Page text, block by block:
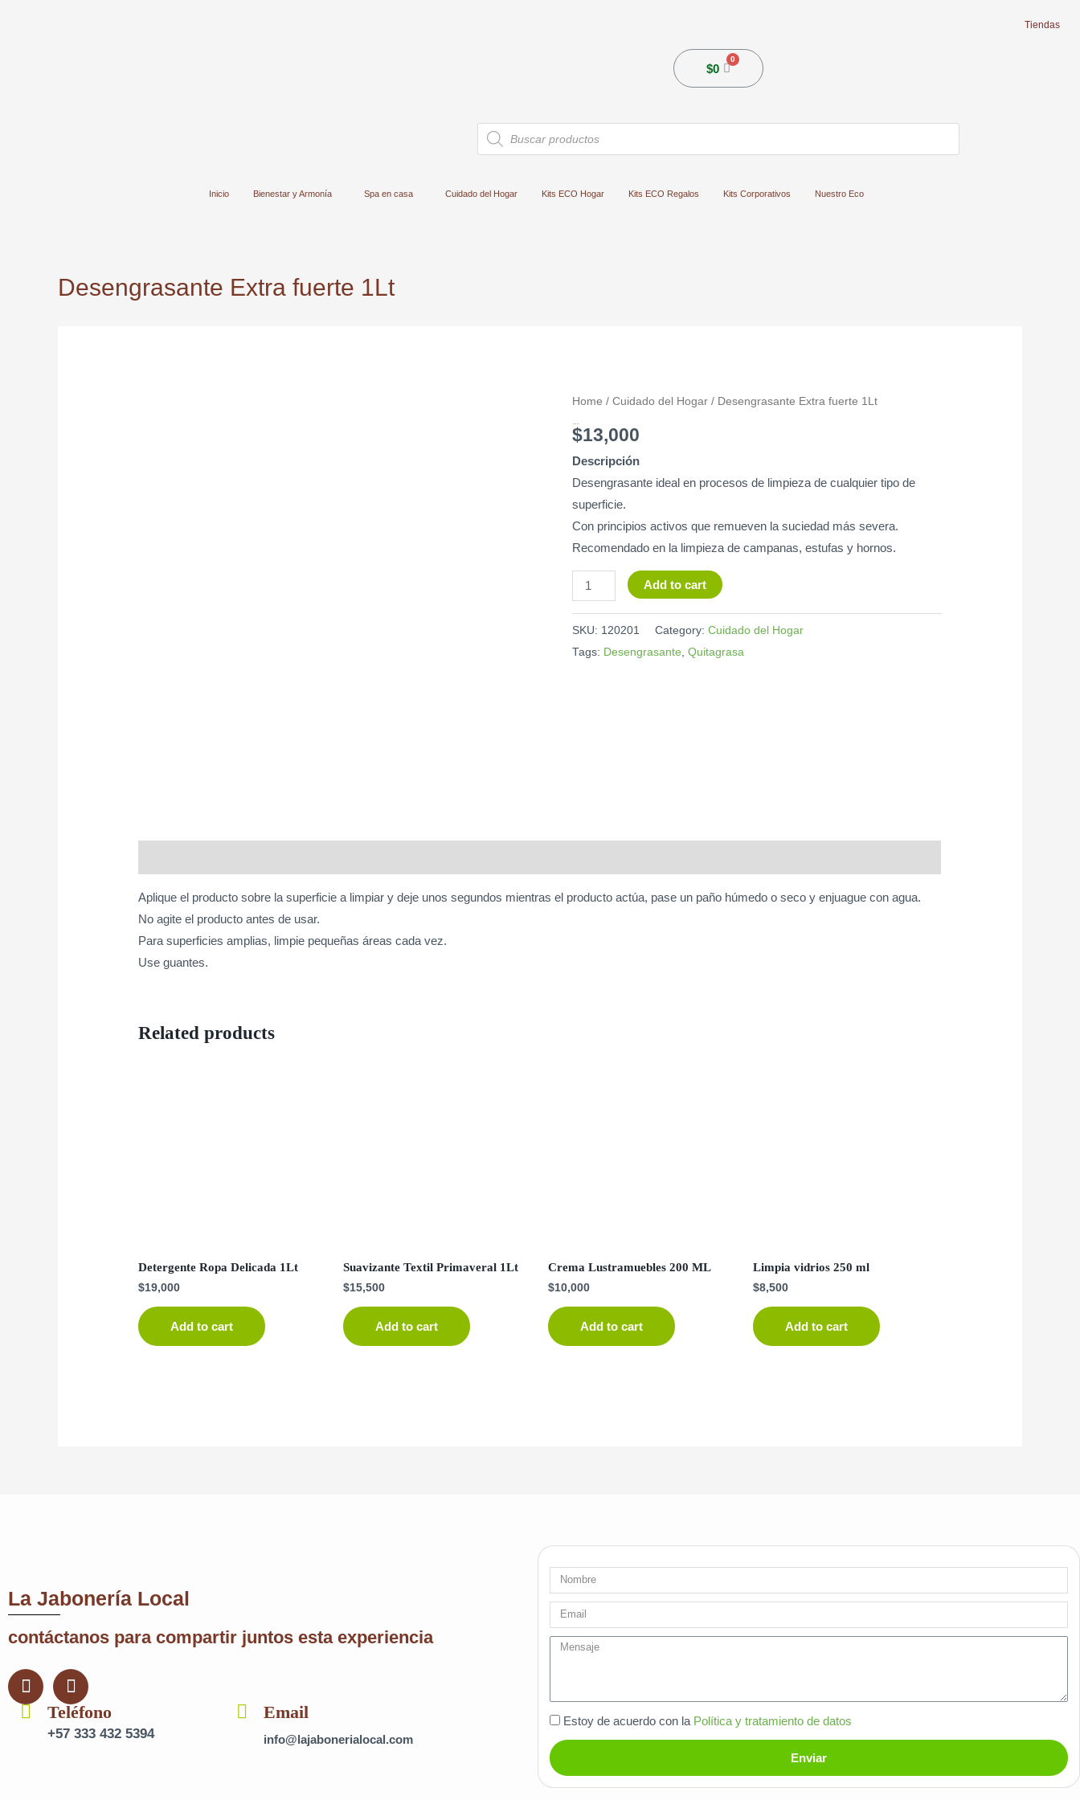
Tiendas
$0 Cart
Búsqueda
de
productos
Inicio Bienestar y Armonía Spa en casa Cuidado del Hogar Kits ECO Hogar Kits ECO Regalos Kits Corporativos Nuestro Eco
Desengrasante Extra fuerte 1Lt
Home / Cuidado del Hogar / Desengrasante Extra fuerte 1Lt
$13,000
Descripción
Desengrasante ideal en procesos de limpieza de cualquier tipo de
superficie.
Con principios activos que remueven la suciedad más severa.
Recomendado en la limpieza de campanas, estufas y hornos.
Desengrasante
Extra
fuerte
1Lt
quantity
Add to cart
SKU: 120201 Category: Cuidado del Hogar
Tags: Desengrasante Quitagrasa
Aplique el producto sobre la superficie a limpiar y deje unos segundos mientras el producto actúa, pase un paño húmedo o seco y enjuague con agua.
No agite el producto antes de usar.
Para superficies amplias, limpie pequeñas áreas cada vez.
Use guantes.
Related products
Detergente Ropa Delicada 1Lt
$19,000
Add to cart
Suavizante Textil Primaveral 1Lt
$15,500
Add to cart
Crema Lustramuebles 200 ML
$10,000
Add to cart
Limpia vidrios 250 ml
$8,500
Add to cart
La Jabonería Local
contáctanos para compartir juntos esta experiencia
F
a
c
I
n
s
t
Teléfono
+57 333 432 5394
Email
info@lajabonerialocal.com
Nombre
Email
message
Estoy de acuerdo con la Política y tratamiento de datos
Enviar